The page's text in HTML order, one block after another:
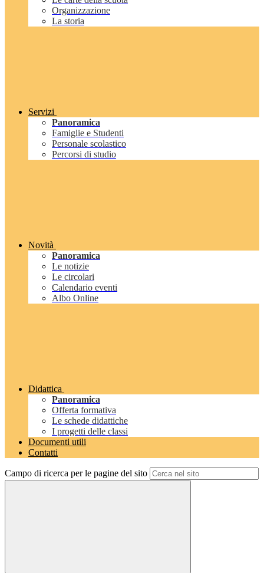
Organizzazione
La storia
Servizi
Panoramica
Famiglie e Studenti
Personale scolastico
Percorsi di studio
Novità
Panoramica
Le notizie
Le circolari
Calendario eventi
Albo Online
Didattica
Panoramica
Offerta formativa
Le schede didattiche
I progetti delle classi
Documenti utili
Contatti
Campo di ricerca per le pagine del sito